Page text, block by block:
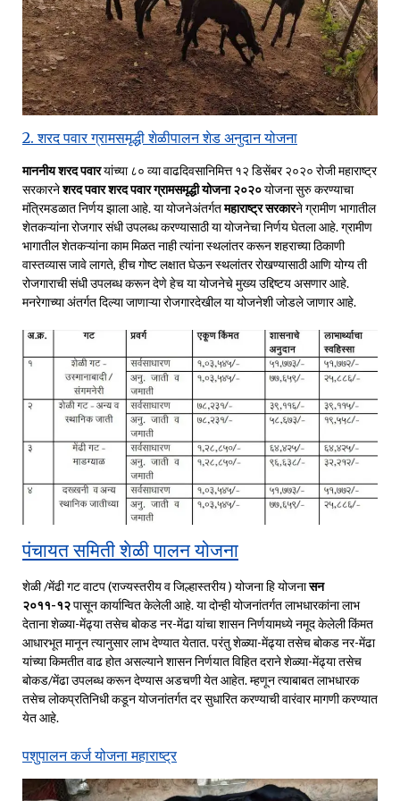
2. शरद पवार ग्रामसमृद्धी शेळीपालन शेड अनुदान योजना
माननीय शरद पवारयांच्या ८० व्या वाढदिवसानिमित्त १२ डिसेंबर २०२० रोजी महाराष्ट्र
सरकारनेशरद पवार शरद पवार ग्रामसमृद्धी योजना २०२०योजना सुरु करण्याचा
मंत्रिमडळात निर्णय झाला आहे. या योजनेअंतर्गतमहाराष्ट्र सरकारने ग्रामीण भागातील
शेतकऱ्यांना रोजगार संधी उपलब्ध करण्यासाठी या योजनेचा निर्णय घेतला आहे. ग्रामीण
भागातील शेतकऱ्यांना काम मिळत नाही त्यांना स्थलांतर करून शहराच्या ठिकाणी
वास्तव्यास जावे लागते, हीच गोष्ट लक्षात घेऊन स्थलांतर रोखण्यासाठी आणि योग्य ती
रोजगाराची संधी उपलब्ध करून देणे हेच या योजनेचे मुख्य उद्दिष्टय असणार आहे.
मनरेगाच्या अंतर्गत दिल्या जाणाऱ्या रोजगारदेखील या योजनेशी जोडले जाणार आहे.
पंचायत समिती शेळी पालन योजना
शेळी /मेंढी गट वाटप (राज्यस्तरीय व जिल्हास्तरीय ) योजना हि योजनासन
२०११-१२पासून कार्यान्वित केलेली आहे. या दोन्ही योजनांतर्गत लाभधारकांना लाभ
देताना शेळ्या-मेंढ्या तसेच बोकड नर-मेंढा यांचा शासन निर्णयामध्ये नमूद केलेली किंमत
आधारभूत मानून त्यानुसार लाभ देण्यात येतात. परंतु शेळ्या-मेंढ्या तसेच बोकड नर-मेंढा
यांच्या किमतीत वाढ होत असल्याने शासन निर्णयात विहित दराने शेळ्या-मेंढ्या तसेच
बोकड/मेंढा उपलब्ध करून देण्यास अडचणी येत आहेत. म्हणून त्याबाबत लाभधारक
तसेच लोकप्रतिनिधी कडून योजनांतर्गत दर सुधारित करण्याची वारंवार मागणी करण्यात
येत आहे.
पशुपालन कर्ज योजना महाराष्ट्र